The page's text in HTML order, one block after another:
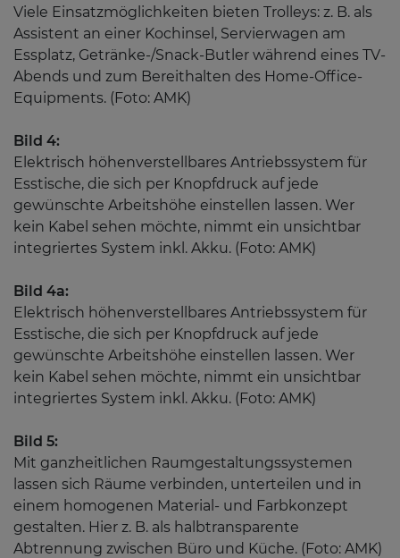
Viele Einsatzmöglichkeiten bieten Trolleys: z. B. als
Assistent an einer Kochinsel, Servierwagen am
Essplatz, Getränke-/Snack-Butler während eines TV-
Abends und zum Bereithalten des Home-Office-
Equipments. (Foto: AMK)
Bild 4:
Elektrisch höhenverstellbares Antriebssystem für
Esstische, die sich per Knopfdruck auf jede
gewünschte Arbeitshöhe einstellen lassen. Wer
kein Kabel sehen möchte, nimmt ein unsichtbar
integriertes System inkl. Akku. (Foto: AMK)
Bild 4a:
Elektrisch höhenverstellbares Antriebssystem für
Esstische, die sich per Knopfdruck auf jede
gewünschte Arbeitshöhe einstellen lassen. Wer
kein Kabel sehen möchte, nimmt ein unsichtbar
integriertes System inkl. Akku. (Foto: AMK)
Bild 5:
Mit ganzheitlichen Raumgestaltungssystemen
lassen sich Räume verbinden, unterteilen und in
einem homogenen Material- und Farbkonzept
gestalten. Hier z. B. als halbtransparente
Abtrennung zwischen Büro und Küche. (Foto: AMK)